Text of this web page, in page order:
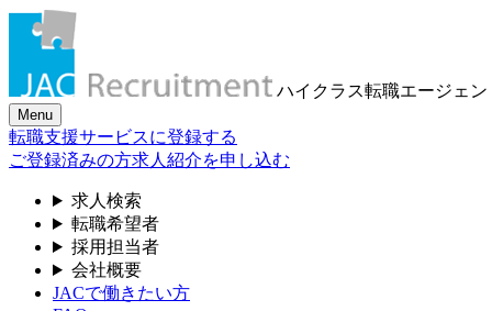
ハイクラス転職エージェン
Menu
転職支援サービスに登録する
ご登録済みの方求人紹介を申し込む
求人検索
転職希望者
採用担当者
会社概要
JACで働きたい方